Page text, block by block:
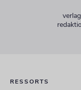
RESSORTS